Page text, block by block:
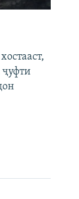
ҷуфти